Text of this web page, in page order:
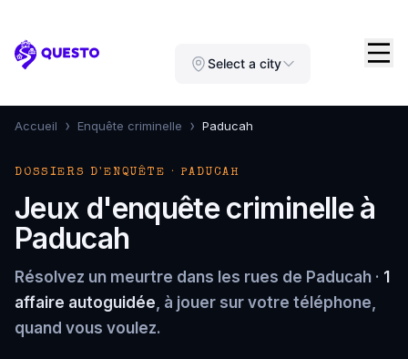
Questo Select a city
Accueil › Enquête criminelle › Paducah
DOSSIERS D'ENQUÊTE · PADUCAH
Jeux d'enquête criminelle à
Paducah
Résolvez un meurtre dans les rues de Paducah · 1
affaire autoguidée, à jouer sur votre téléphone,
quand vous voulez.